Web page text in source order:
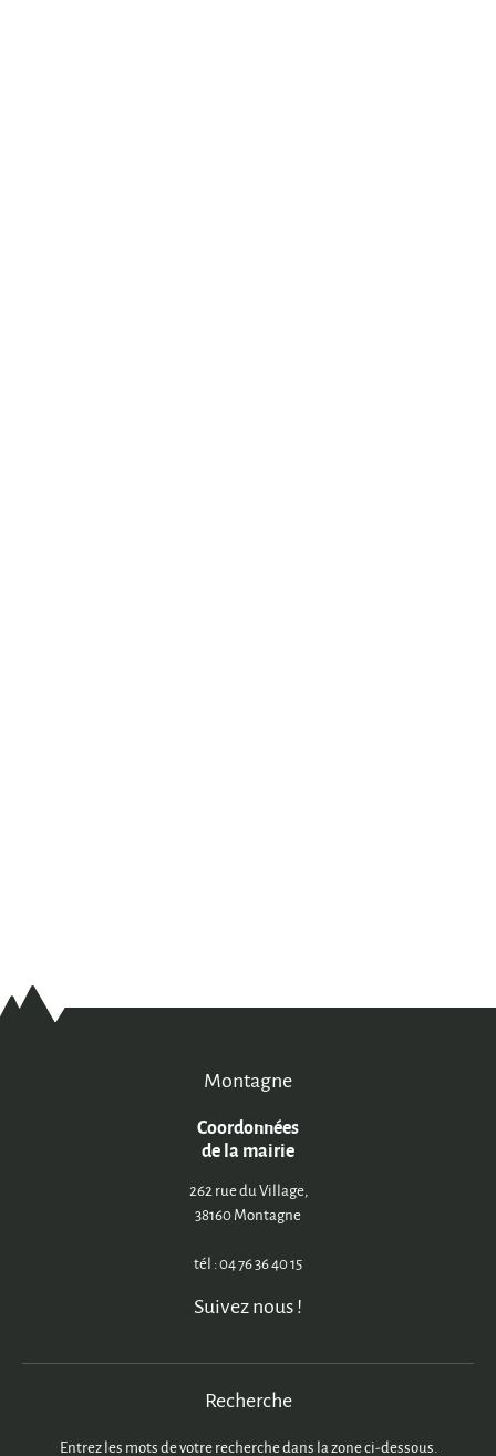
Montagne
Coordonnées
de la mairie
262 rue du Village,
38160 Montagne
tél : 04 76 36 40 15
Suivez nous !
Recherche
Entrez les mots de votre recherche dans la zone ci-dessous.